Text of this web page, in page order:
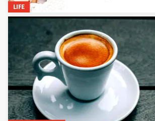
LIFE